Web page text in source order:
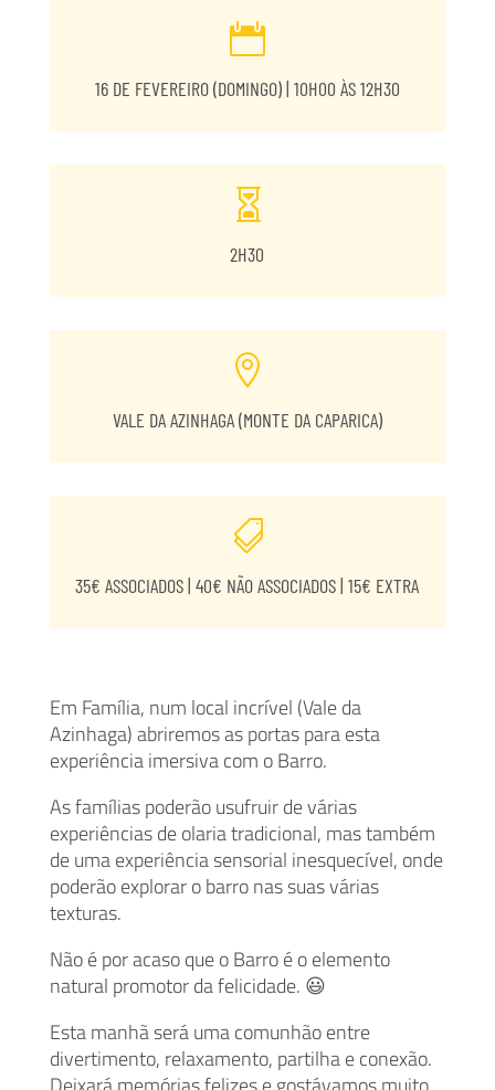

16 DE FEVEREIRO (DOMINGO) | 10H00 ÀS 12H30

2H30

VALE DA AZINHAGA (MONTE DA CAPARICA)

35€ ASSOCIADOS | 40€ NÃO ASSOCIADOS | 15€ EXTRA
Em Família, num local incrível (Vale da
Azinhaga) abriremos as portas para esta
experiência imersiva com o Barro.
As famílias poderão usufruir de várias
experiências de olaria tradicional, mas também
de uma experiência sensorial inesquecível, onde
poderão explorar o barro nas suas várias
texturas.
Não é por acaso que o Barro é o elemento
natural promotor da felicidade. 😃
Esta manhã será uma comunhão entre
divertimento, relaxamento, partilha e conexão.